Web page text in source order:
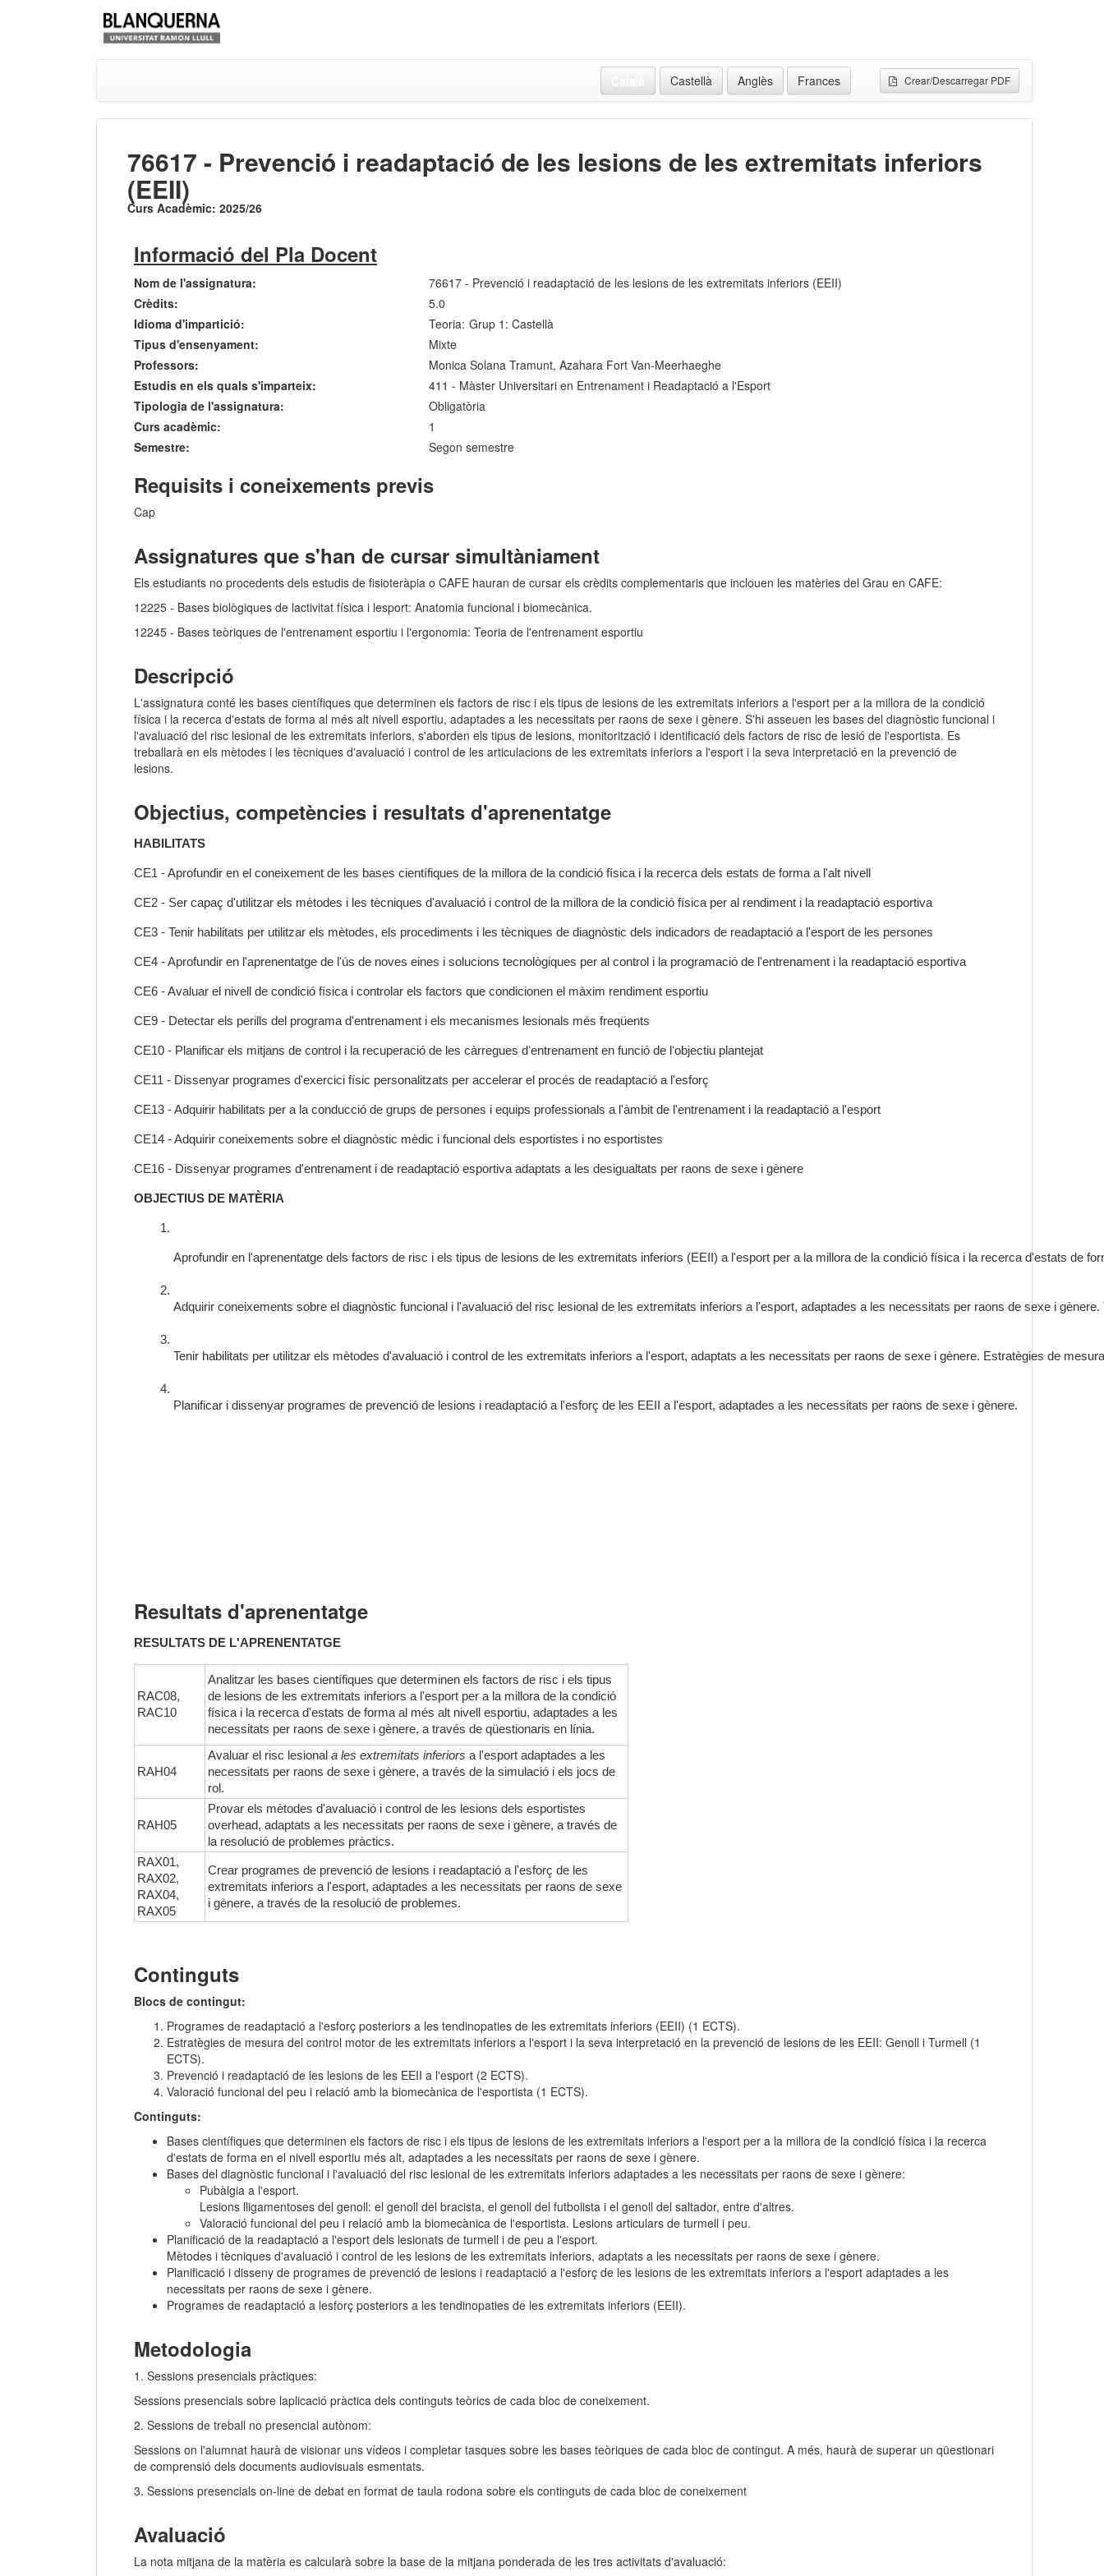
Crear/Descarregar PDF
Castellà Anglès Frances
76617 - Prevenció i readaptació de les lesions de les extremitats inferiors
(EEII)
Curs Acadèmic: 2025/26
Informació del Pla Docent
Nom de l'assignatura:
76617 - Prevenció i readaptació de les lesions de les extremitats inferiors (EEII)
Crèdits:
5.0
Idioma d'impartició:
Teoria: Grup 1: Castellà
Tipus d'ensenyament:
Mixte
Professors:
Monica Solana Tramunt, Azahara Fort Van-Meerhaeghe
Estudis en els quals s'imparteix:
411 - Màster Universitari en Entrenament i Readaptació a l'Esport
Tipologia de l'assignatura:
Obligatòria
Curs acadèmic:
1
Semestre:
Segon semestre
Requisits i coneixements previs
Cap
Assignatures que s'han de cursar simultàniament
Els estudiants no procedents dels estudis de fisioteràpia o CAFE hauran de cursar els crèdits complementaris que inclouen les matèries del Grau en CAFE:
12225 - Bases biològiques de lactivitat física i lesport: Anatomia funcional i biomecànica.
12245 - Bases teòriques de l'entrenament esportiu i l'ergonomia: Teoria de l'entrenament esportiu
Descripció
L'assignatura conté les bases científiques que determinen els factors de risc i els tipus de lesions de les extremitats inferiors a l'esport per a la millora de la condició
física i la recerca d'estats de forma al més alt nivell esportiu, adaptades a les necessitats per raons de sexe i gènere. S'hi asseuen les bases del diagnòstic funcional i
l'avaluació del risc lesional de les extremitats inferiors, s'aborden els tipus de lesions, monitorització i identificació dels factors de risc de lesió de l'esportista. Es
treballarà en els mètodes i les tècniques d'avaluació i control de les articulacions de les extremitats inferiors a l'esport i la seva interpretació en la prevenció de
lesions.
Objectius, competències i resultats d'aprenentatge
HABILITATS
CE1 - Aprofundir en el coneixement de les bases científiques de la millora de la condició física i la recerca dels estats de forma a l'alt nivell
CE2 - Ser capaç d'utilitzar els mètodes i les tècniques d'avaluació i control de la millora de la condició física per al rendiment i la readaptació esportiva
CE3 - Tenir habilitats per utilitzar els mètodes, els procediments i les tècniques de diagnòstic dels indicadors de readaptació a l'esport de les persones
CE4 - Aprofundir en l'aprenentatge de l'ús de noves eines i solucions tecnològiques per al control i la programació de l'entrenament i la readaptació esportiva
CE6 - Avaluar el nivell de condició física i controlar els factors que condicionen el màxim rendiment esportiu
CE9 - Detectar els perills del programa d'entrenament i els mecanismes lesionals més freqüents
CE10 - Planificar els mitjans de control i la recuperació de les càrregues dʻentrenament en funció de lʻobjectiu plantejat
CE11 - Dissenyar programes d'exercici físic personalitzats per accelerar el procés de readaptació a l'esforç
CE13 - Adquirir habilitats per a la conducció de grups de persones i equips professionals a l'àmbit de l'entrenament i la readaptació a l'esport
CE14 - Adquirir coneixements sobre el diagnòstic mèdic i funcional dels esportistes i no esportistes
CE16 - Dissenyar programes d'entrenament i de readaptació esportiva adaptats a les desigualtats per raons de sexe i gènere
OBJECTIUS DE MATÈRIA
Aprofundir en l'aprenentatge dels factors de risc i els tipus de lesions de les extremitats inferiors (EEII) a l'esport per a la millora de la condició física i la recerca d'estats de
Adquirir coneixements sobre el diagnòstic funcional i l'avaluació del risc lesional de les extremitats inferiors a l'esport, adaptades a les necessitats per raons de sexe i
Tenir habilitats per utilitzar els mètodes d'avaluació i control de les extremitats inferiors a l'esport, adaptats a les necessitats per raons de sexe i gènere. Estratègies de
Planificar i dissenyar programes de prevenció de lesions i readaptació a l'esforç de les EEII a l'esport, adaptades a les necessitats per raons de sexe i gènere.
Resultats d'aprenentatge
RESULTATS DE L'APRENENTATGE
RAC08,
RAC10
Analitzar les bases científiques que determinen els factors de risc i els tipus
de lesions de les extremitats inferiors a l'esport per a la millora de la condició
física i la recerca d'estats de forma al més alt nivell esportiu, adaptades a les
necessitats per raons de sexe i gènere, a través de qüestionaris en línia.
RAH04
Avaluar el risc lesional a les extremitats inferiors a l'esport adaptades a les
necessitats per raons de sexe i gènere, a través de la simulació i els jocs de
rol.
RAH05
Provar els mètodes d'avaluació i control de les lesions dels esportistes
overhead, adaptats a les necessitats per raons de sexe i gènere, a través de
la resolució de problemes pràctics.
RAX01,
RAX02,
RAX04,
RAX05
Crear programes de prevenció de lesions i readaptació a l'esforç de les
extremitats inferiors a l'esport, adaptades a les necessitats per raons de sexe
i gènere, a través de la resolució de problemes.
Continguts
Blocs de contingut:
Programes de readaptació a l'esforç posteriors a les tendinopaties de les extremitats inferiors (EEII) (1 ECTS).
Estratègies de mesura del control motor de les extremitats inferiors a l'esport i la seva interpretació en la prevenció de lesions de les EEII: Genoll i Turmell (1
ECTS).
Prevenció i readaptació de les lesions de les EEII a l'esport (2 ECTS).
Valoració funcional del peu i relació amb la biomecànica de l'esportista (1 ECTS).
Continguts:
Bases científiques que determinen els factors de risc i els tipus de lesions de les extremitats inferiors a l'esport per a la millora de la condició física i la recerca
d'estats de forma en el nivell esportiu més alt, adaptades a les necessitats per raons de sexe i gènere.
Bases del diagnòstic funcional i l'avaluació del risc lesional de les extremitats inferiors adaptades a les necessitats per raons de sexe i gènere:
Pubàlgia a l'esport.
Lesions lligamentoses del genoll: el genoll del bracista, el genoll del futbolista i el genoll del saltador, entre d'altres.
Valoració funcional del peu i relació amb la biomecànica de l'esportista. Lesions articulars de turmell i peu.
Planificació de la readaptació a l'esport dels lesionats de turmell i de peu a l'esport.
Mètodes i tècniques d'avaluació i control de les lesions de les extremitats inferiors, adaptats a les necessitats per raons de sexe i gènere.
Planificació i disseny de programes de prevenció de lesions i readaptació a l'esforç de les lesions de les extremitats inferiors a l'esport adaptades a les
necessitats per raons de sexe i gènere.
Programes de readaptació a lesforç posteriors a les tendinopaties de les extremitats inferiors (EEII).
Metodologia
1. Sessions presencials pràctiques:
Sessions presencials sobre laplicació pràctica dels continguts teòrics de cada bloc de coneixement.
2. Sessions de treball no presencial autònom:
Sessions on l'alumnat haurà de visionar uns vídeos i completar tasques sobre les bases teòriques de cada bloc de contingut. A més, haurà de superar un qüestionari
de comprensió dels documents audiovisuals esmentats.
3. Sessions presencials on-line de debat en format de taula rodona sobre els continguts de cada bloc de coneixement
Avaluació
La nota mitjana de la matèria es calcularà sobre la base de la mitjana ponderada de les tres activitats d'avaluació: